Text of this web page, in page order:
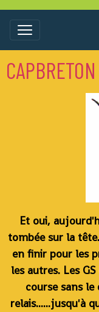
Et oui,
tombée sur la
en finir pour les
les autres. Les
course sans le
relais......jusqu'à